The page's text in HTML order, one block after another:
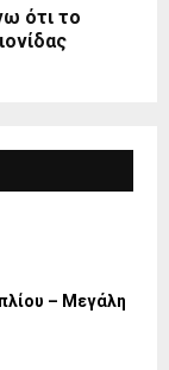
ότι το
– Μεγάλη